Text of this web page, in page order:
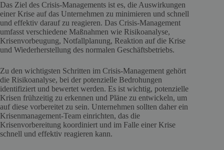
Das Ziel des Crisis-Managements ist es, die Auswirkungen
einer Krise auf das Unternehmen zu minimieren und schnell
und effektiv darauf zu reagieren. Das Crisis-Management
umfasst verschiedene Maßnahmen wie Risikoanalyse,
Krisenvorbeugung, Notfallplanung, Reaktion auf die Krise
und Wiederherstellung des normalen Geschäftsbetriebs.
Zu den wichtigsten Schritten im Crisis-Management gehört
die Risikoanalyse, bei der potenzielle Bedrohungen
identifiziert und bewertet werden. Es ist wichtig, potenzielle
Krisen frühzeitig zu erkennen und Pläne zu entwickeln, um
auf diese vorbereitet zu sein. Unternehmen sollten daher ein
Krisenmanagement-Team einrichten, das die
Krisenvorbereitung koordiniert und im Falle einer Krise
schnell und effektiv reagieren kann.